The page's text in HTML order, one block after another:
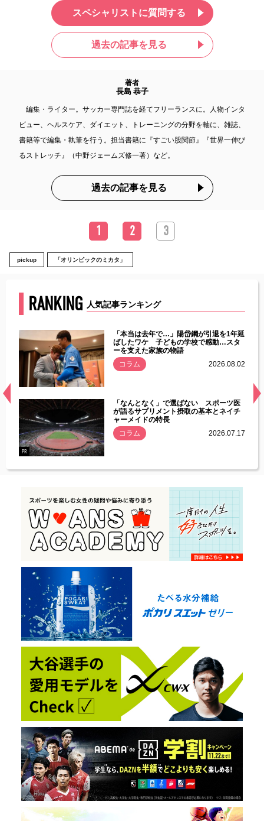
スペシャリストに質問する
過去の記事を見る
著者
長島 恭子
編集・ライター。サッカー専門誌を経てフリーランスに。人物インタ
ビュー、ヘルスケア、ダイエット、トレーニングの分野を軸に、雑誌、
書籍等で編集・執筆を行う。担当書籍に『すごい股関節』『世界一伸び
るストレッチ』（中野ジェームズ修一著）など。
過去の記事を見る
1 2 3
pickup 「オリンピックのミカタ」
RANKING 人気記事ランキング
常
「本当は去年で…」陽岱鋼が引退を1年延
ばしたワケ 子どもの学校で感動…スタ
ーを支えた家族の物語
コラム
2026.08.02
PR
「なんとなく」で選ばない スポーツ医
が語るサプリメント摂取の基本とネイチ
ャーメイドの特長
コラム
2026.07.17